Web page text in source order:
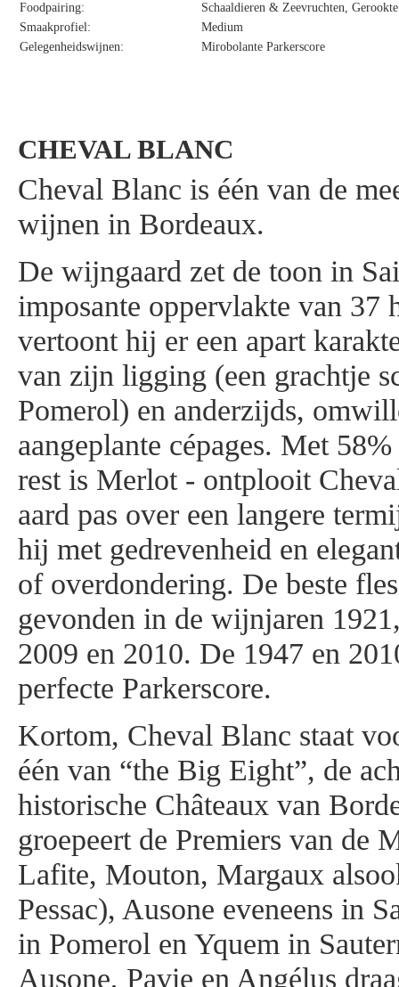
Foodpairing:
Schaaldieren & Zeevruchten,
Smaakprofiel:
Medium
Gelegenheidswijnen:
Mirobolante Parkerscore
CHEVAL BLANC
Cheval Blanc is één van de
wijnen in Bordeaux.
De wijngaard zet de toon in
imposante oppervlakte van 37
vertoont hij er een apart
van zijn ligging (een grachtje
Pomerol) en anderzijds,
aangeplante cépages. Met
rest is Merlot - ontplooit
aard pas over een langere
hij met gedrevenheid en
of overdondering. De beste
gevonden in de wijnjaren
2009 en 2010. De 1947 en
perfecte Parkerscore.
Kortom, Cheval Blanc staat
één van “the Big Eight”, de
historische Châteaux van
groepeert de Premiers van de
Lafite, Mouton, Margaux
Pessac), Ausone eveneens in
in Pomerol en Yquem in
Ausone, Pavie en Angélus